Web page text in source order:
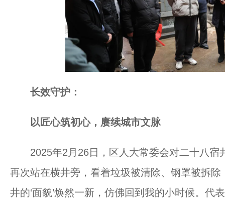
长效守护：
以匠心筑初心，赓续城市文脉
2025年2月26日，区人大常委会对二十八宿
再次站在横井旁，看着垃圾被清除、钢罩被拆
井的‘面貌’焕然一新，仿佛回到我的小时候。代